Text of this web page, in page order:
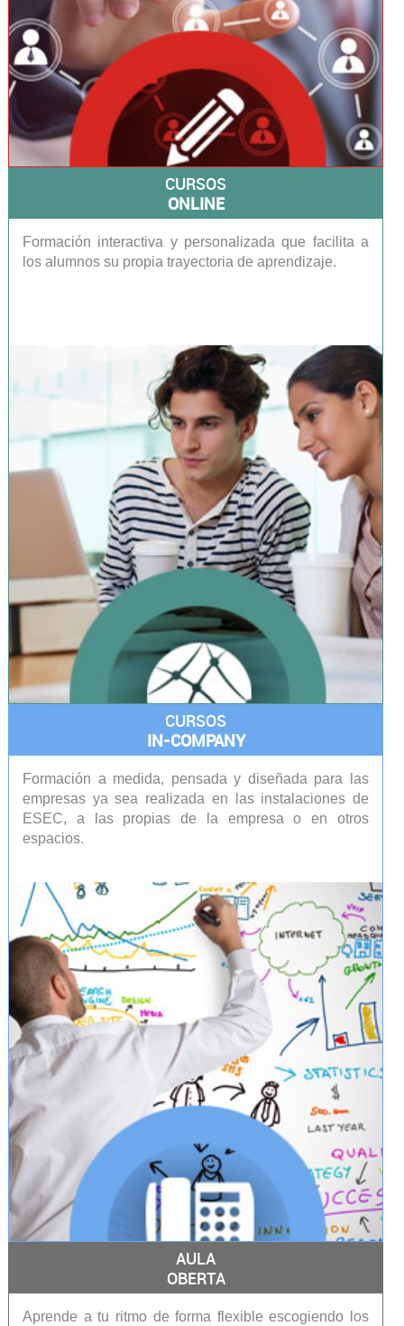
CURSOS
ONLINE
Formación interactiva y personalizada que facilita a
los alumnos su propia trayectoria de aprendizaje.
CURSOS
IN-COMPANY
Formación a medida, pensada y diseñada para las
empresas ya sea realizada en las instalaciones de
ESEC, a las propias de la empresa o en otros
espacios.
AULA
OBERTA
Aprende a tu ritmo de forma flexible escogiendo los